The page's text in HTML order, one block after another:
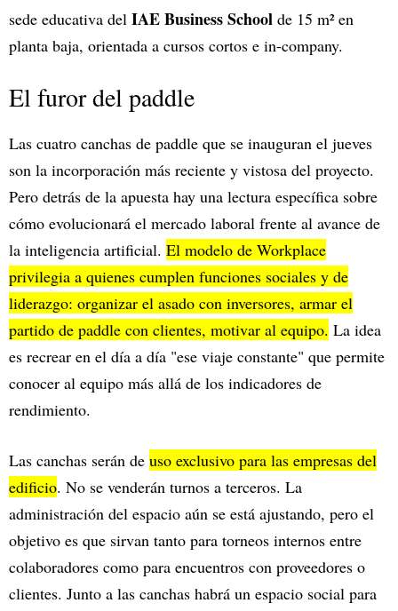
sede educativa del IAE Business School de 15 m² en
planta baja, orientada a cursos cortos e in-company.
El furor del paddle
Las cuatro canchas de paddle que se inauguran el jueves
son la incorporación más reciente y vistosa del proyecto.
Pero detrás de la apuesta hay una lectura específica sobre
cómo evolucionará el mercado laboral frente al avance de
la inteligencia artificial. El modelo de Workplace
privilegia a quienes cumplen funciones sociales y de
liderazgo: organizar el asado con inversores, armar el
partido de paddle con clientes, motivar al equipo. La idea
es recrear en el día a día "ese viaje constante" que permite
conocer al equipo más allá de los indicadores de
rendimiento.
Las canchas serán de uso exclusivo para las empresas del
edificio. No se venderán turnos a terceros. La
administración del espacio aún se está ajustando, pero el
objetivo es que sirvan tanto para torneos internos entre
colaboradores como para encuentros con proveedores o
clientes. Junto a las canchas habrá un espacio social para